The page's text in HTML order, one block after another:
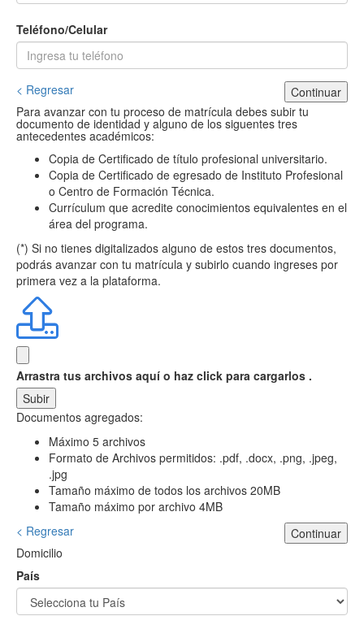
Teléfono/Celular
< Regresar
Continuar
Para avanzar con tu proceso de matrícula debes subir tu
documento de identidad y alguno de los siguentes tres
antecedentes académicos:
Copia de Certificado de título profesional universitario.
Copia de Certificado de egresado de Instituto Profesional
o Centro de Formación Técnica.
Currículum que acredite conocimientos equivalentes en el
área del programa.
(*) Si no tienes digitalizados alguno de estos tres documentos,
podrás avanzar con tu matrícula y subirlo cuando ingreses por
primera vez a la plataforma.
Arrastra tus archivos aquí o haz click para cargarlos .
Subir
Documentos agregados:
Máximo 5 archivos
Formato de Archivos permitidos: .pdf, .docx, .png, .jpeg,
.jpg
Tamaño máximo de todos los archivos 20MB
Tamaño máximo por archivo 4MB
< Regresar
Continuar
Domicilio
País